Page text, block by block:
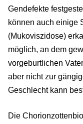
Gendefekte
können auch einige
(Mukoviszidose)
möglich, an dem
vorgeburtlichen
aber nicht zur
Geschlecht kann
Die